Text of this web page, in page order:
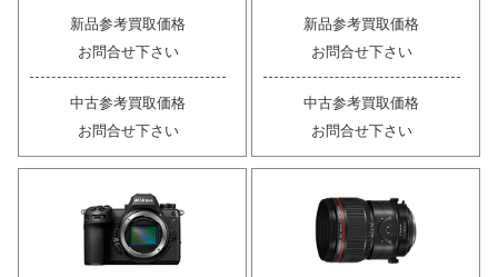
新品参考買取価格
お問合せ下さい
中古参考買取価格
お問合せ下さい
新品参考買取価格
お問合せ下さい
中古参考買取価格
お問合せ下さい